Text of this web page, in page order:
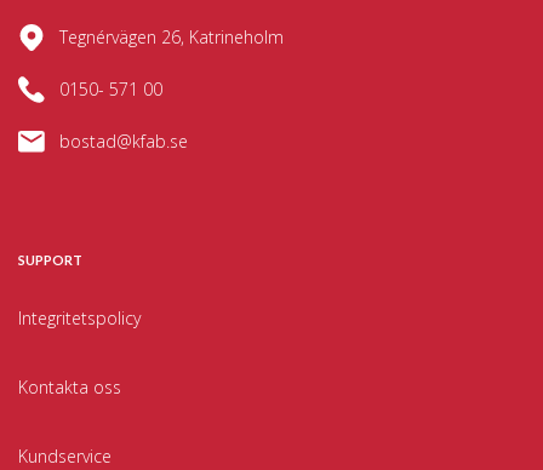
Tegnérvägen 26, Katrineholm
0150- 571 00
bostad@kfab.se
SUPPORT
Integritetspolicy
Kontakta oss
Kundservice